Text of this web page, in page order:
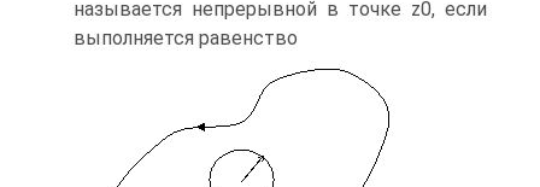
называется непрерывной в точке z0, если
выполняется равенство